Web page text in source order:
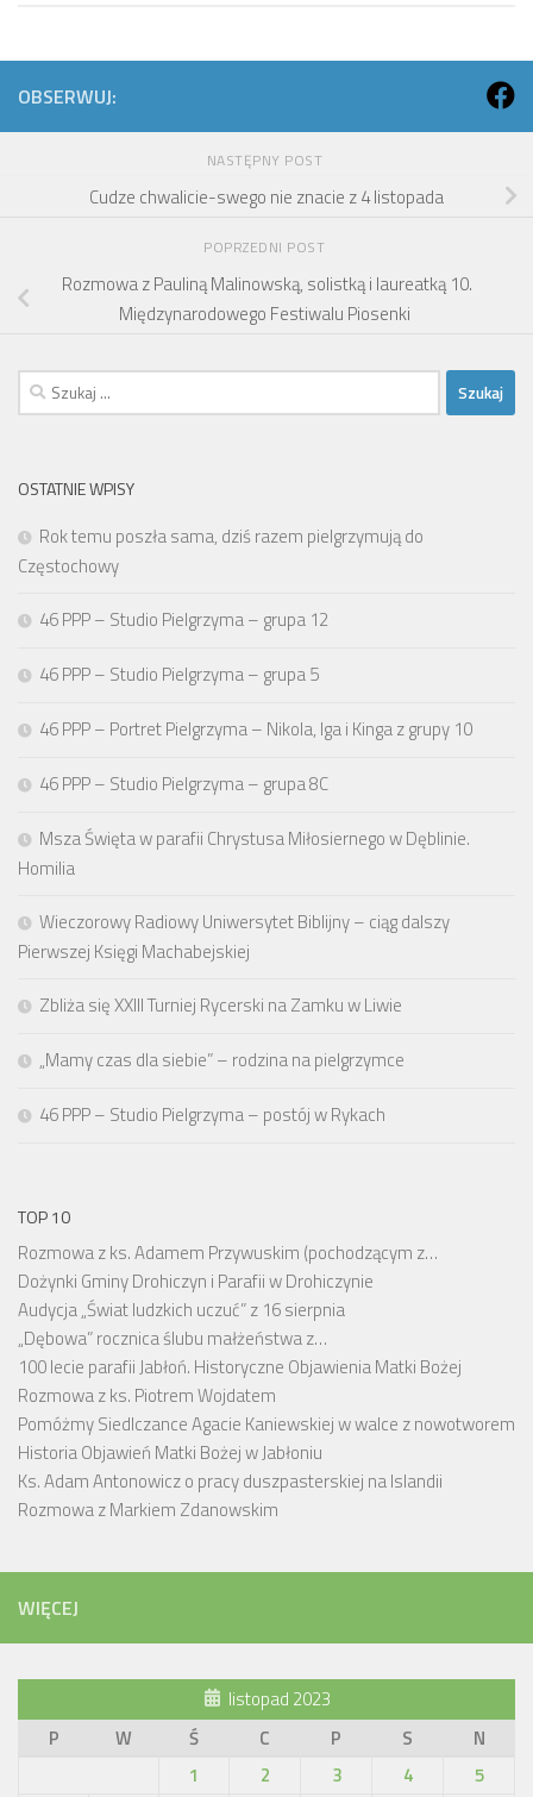
OBSERWUJ:
NASTĘPNY POST
Cudze chwalicie-swego nie znacie z 4 listopada
POPRZEDNI POST
Rozmowa z Pauliną Malinowską, solistką i laureatką 10.
Międzynarodowego Festiwalu Piosenki
Szukaj:
OSTATNIE WPISY
Rok temu poszła sama, dziś razem pielgrzymują do
Częstochowy
46 PPP – Studio Pielgrzyma – grupa 12
46 PPP – Studio Pielgrzyma – grupa 5
46 PPP – Portret Pielgrzyma – Nikola, Iga i Kinga z grupy 10
46 PPP – Studio Pielgrzyma – grupa 8C
Msza Święta w parafii Chrystusa Miłosiernego w Dęblinie.
Homilia
Wieczorowy Radiowy Uniwersytet Biblijny – ciąg dalszy
Pierwszej Księgi Machabejskiej
Zbliża się XXIII Turniej Rycerski na Zamku w Liwie
„Mamy czas dla siebie” – rodzina na pielgrzymce
46 PPP – Studio Pielgrzyma – postój w Rykach
TOP 10
Rozmowa z ks. Adamem Przywuskim (pochodzącym z…
Dożynki Gminy Drohiczyn i Parafii w Drohiczynie
Audycja „Świat ludzkich uczuć” z 16 sierpnia
„Dębowa” rocznica ślubu małżeństwa z…
100 lecie parafii Jabłoń. Historyczne Objawienia Matki Bożej
Rozmowa z ks. Piotrem Wojdatem
Pomóżmy Siedlczance Agacie Kaniewskiej w walce z nowotworem
Historia Objawień Matki Bożej w Jabłoniu
Ks. Adam Antonowicz o pracy duszpasterskiej na Islandii
Rozmowa z Markiem Zdanowskim
WIĘCEJ
listopad 2023
P
W Ś C P S
N
1
2 3 4
5